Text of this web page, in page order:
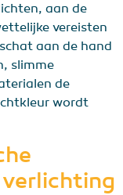
aan de
vereisten
aan de hand
slimme
de
wordt